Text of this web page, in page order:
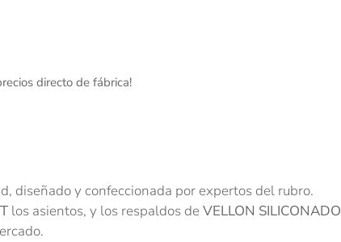
directo de fábrica!
diseñado y confeccionada por expertos del rubro.
los asientos, y los respaldos deVELLON SILICONADO